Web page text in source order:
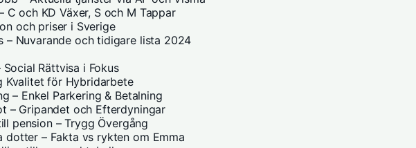
C och KD Växer, S och M Tappar
och priser i Sverige
– Nuvarande och tidigare lista 2024
Rättvisa i Fokus
Kvalitet för Hybridarbete
– Enkel Parkering & Betalning
– Gripandet och Efterdyningar
pension – Trygg Övergång
dotter – Fakta vs rykten om Emma